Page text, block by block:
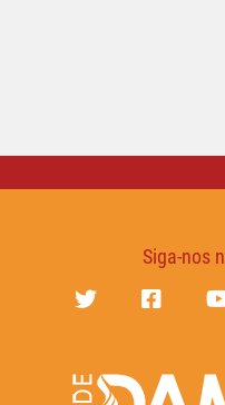
Siga-nos